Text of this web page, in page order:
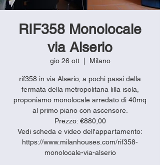
RIF358 Monolocale
via Alserio
gio 26 ott
  |
Milano
rif358 in via Alserio, a pochi passi della
fermata della metropolitana lilla isola,
proponiamo monolocale arredato di 40mq
al primo piano con ascensore.
Prezzo: €880,00
Vedi scheda e video dell'appartamento:
https://www.milanhouses.com/rif358-
monolocale-via-alserio